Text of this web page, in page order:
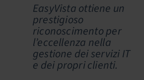
EasyVista ottiene un
prestigioso
riconoscimento per
l’eccellenza nella
gestione dei servizi IT
e dei propri clienti.